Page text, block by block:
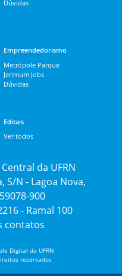
Dúvidas
Empreendedorismo
Metrópole Parque
Jerimum Jobs
Dúvidas
Editais
Ver todos
da UFRN
S/N - Lagoa Nova,
900
- Ramal 100
contatos
Digital da UFRN
reservados